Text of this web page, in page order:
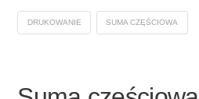
DRUKOWANIE SUMA CZĘŚCIOWA